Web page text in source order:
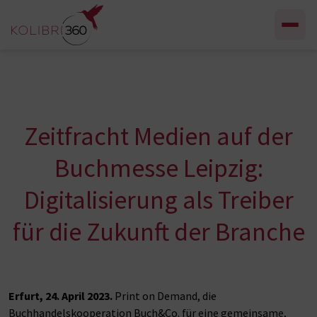
Zum Inhalt springen
Zeitfracht Medien auf der
Buchmesse Leipzig:
Digitalisierung als Treiber
für die Zukunft der Branche
Erfurt, 24. April 2023. Print on Demand, die
Buchhandelskooperation Buch&Co. für eine gemeinsame,